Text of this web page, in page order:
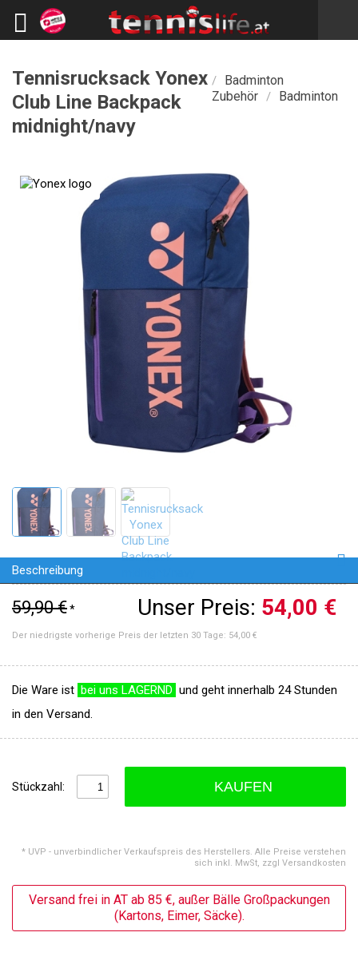
Tennisrucksack Yonex
Club Line Backpack
midnight/navy
/
Badminton
Zubehör / Badminton
Beschreibung
59,90 €* Unser Preis: 54,00 €
Der niedrigste vorherige Preis der letzten 30 Tage: 54,00 €
Die Ware ist bei uns LAGERND und geht innerhalb 24 Stunden
in den Versand.
Stückzahl: KAUFEN
* UVP - unverbindlicher Verkaufspreis des Herstellers. Alle Preise verstehen
sich inkl. MwSt, zzgl Versandkosten
Versand frei in AT ab 85 €, außer Bälle Großpackungen
(Kartons, Eimer, Säcke).